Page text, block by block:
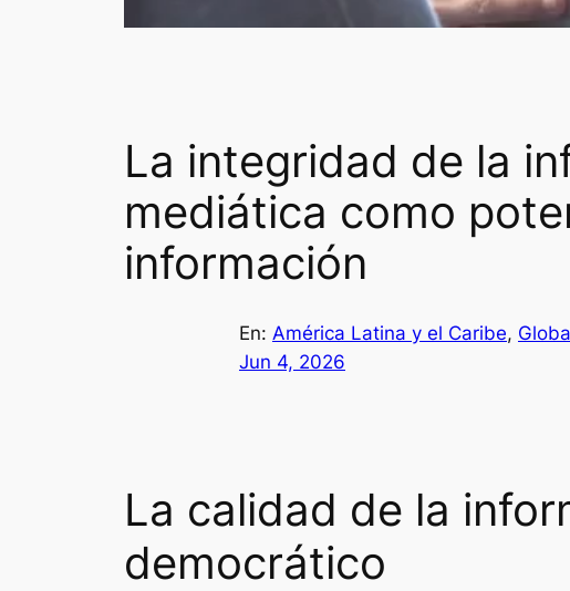
La integridad de la
mediática como
información
En: América Latina y el Caribe,
Jun 4, 2026
La calidad de la
democrático